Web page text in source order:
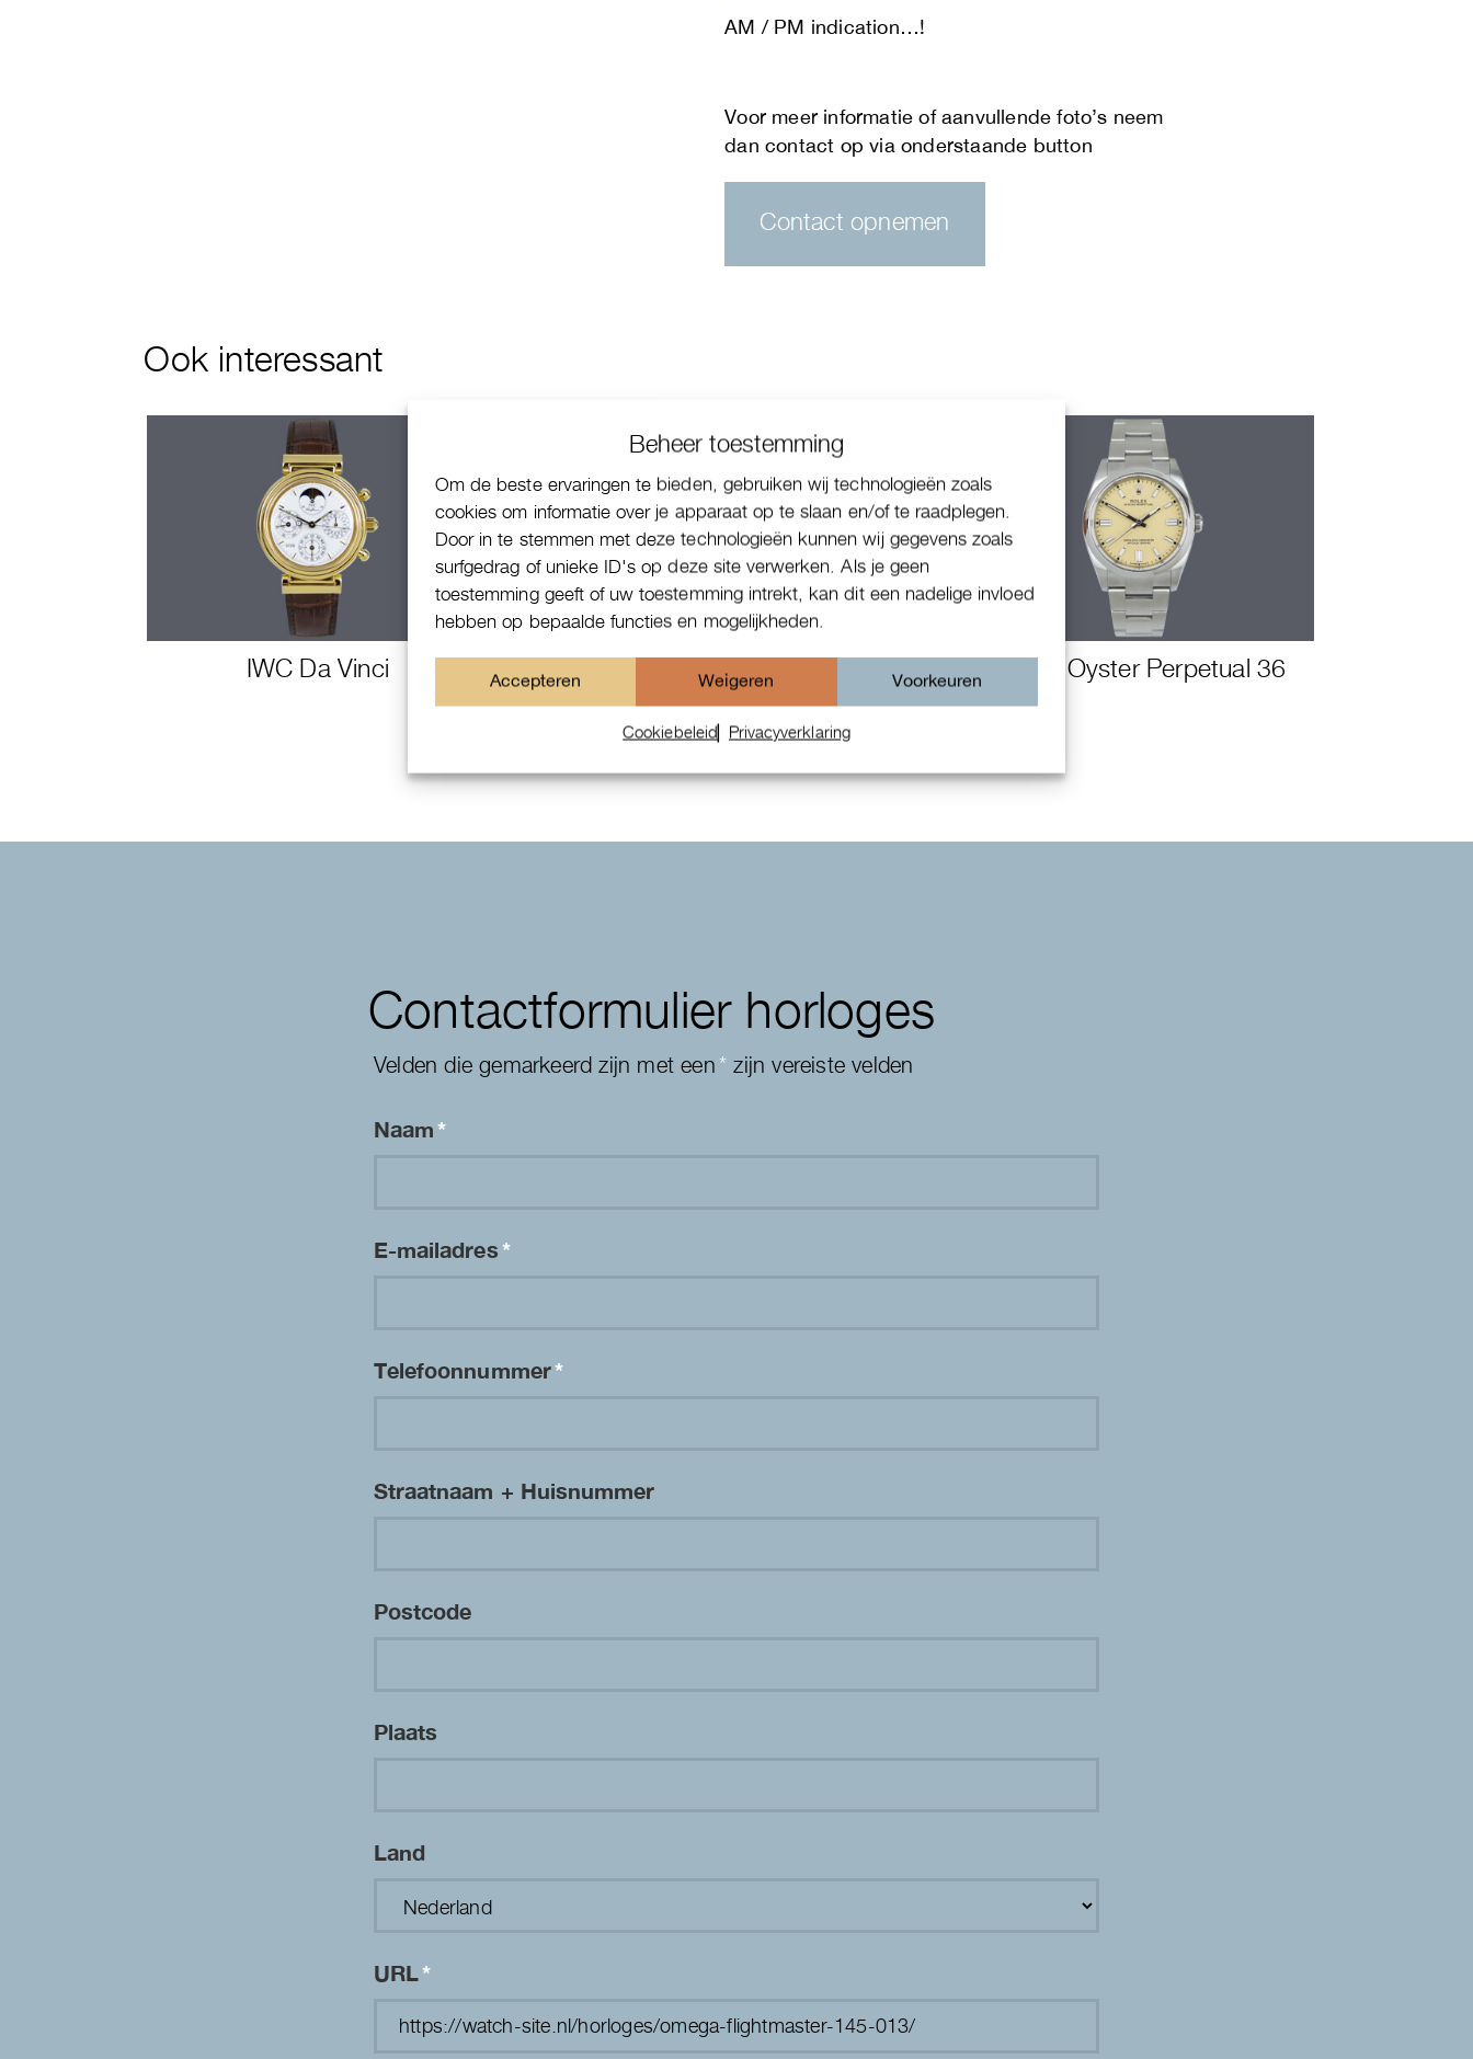
Beheer toestemming
Om de beste ervaringen te bieden, gebruiken wij technologieën zoals
cookies om informatie over je apparaat op te slaan en/of te raadplegen.
Door in te stemmen met deze technologieën kunnen wij gegevens zoals
surfgedrag of unieke ID's op deze site verwerken. Als je geen
toestemming geeft of uw toestemming intrekt, kan dit een nadelige invloed
hebben op bepaalde functies en mogelijkheden.
Accepteren Weigeren Voorkeuren
Cookiebeleid Privacyverklaring
AM / PM indication…!
Contact opnemen
Ook interessant
IWC Da Vinci
Patek Philippe Annual Calendar
Chornograaf
Rolex Oyster Perpetual 36
Contactformulier horloges
Velden die gemarkeerd zijn met een* zijn vereiste velden
Naam*
E-mailadres*
Telefoonnummer*
Straatnaam + Huisnummer
Postcode
Plaats
Land
URL*